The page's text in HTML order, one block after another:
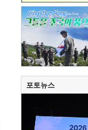
포토뉴스